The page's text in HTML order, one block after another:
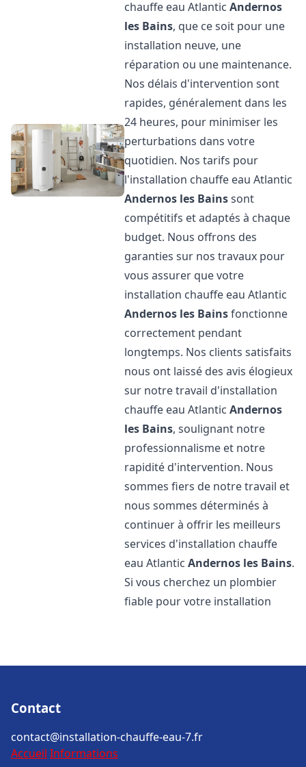
chauffe eau AtlanticAndernos
les Bains, que ce soit pour une
installation neuve, une
réparation ou une maintenance.
Nos délais d'intervention sont
rapides, généralement dans les
24 heures, pour minimiser les
perturbations dans votre
quotidien. Nos tarifs pour
l'installation chauffe eau Atlantic
Andernos les Bainssont
compétitifs et adaptés à chaque
budget. Nous offrons des
garanties sur nos travaux pour
vous assurer que votre
installation chauffe eau Atlantic
Andernos les Bainsfonctionne
correctement pendant
longtemps. Nos clients satisfaits
nous ont laissé des avis élogieux
sur notre travail d'installation
chauffe eau AtlanticAndernos
les Bains, soulignant notre
professionnalisme et notre
rapidité d'intervention. Nous
sommes fiers de notre travail et
nous sommes déterminés à
continuer à offrir les meilleurs
services d'installation chauffe
eau AtlanticAndernos les Bains.
Si vous cherchez un plombier
fiable pour votre installation
Contact
contact@installation-chauffe-eau-7.fr
Accueil Informations